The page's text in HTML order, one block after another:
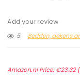
Add your review
5
Bedden, dekens
Amazon.nl Price:€23.32